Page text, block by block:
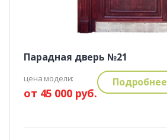
Парадная дверь №21
цена модели:
от 45 000 руб.
Подробнее